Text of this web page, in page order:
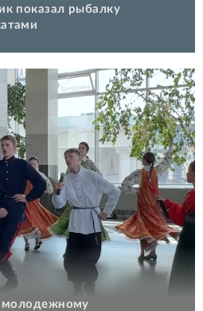
показал рыбалку
молодежному